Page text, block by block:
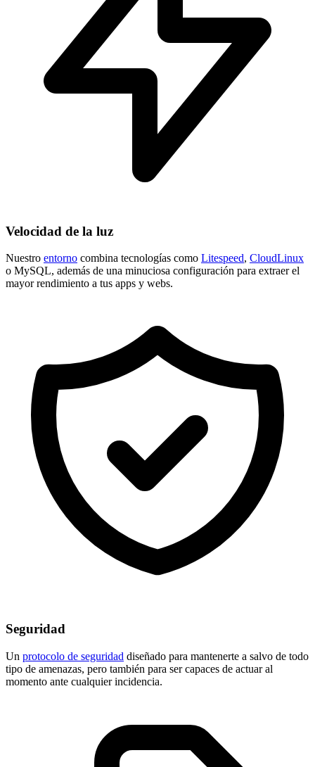
Velocidad de la luz
Nuestro entorno combina tecnologías como Litespeed, CloudLinux
o MySQL, además de una minuciosa configuración para extraer el
mayor rendimiento a tus apps y webs.
Seguridad
Un protocolo de seguridad diseñado para mantenerte a salvo de todo
tipo de amenazas, pero también para ser capaces de actuar al
momento ante cualquier incidencia.